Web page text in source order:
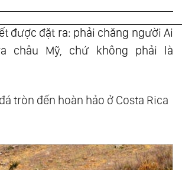
được đặt ra: phải chăng người Ai
châu Mỹ, chứ không phải là
tròn đến hoàn hảo ở Costa Rica